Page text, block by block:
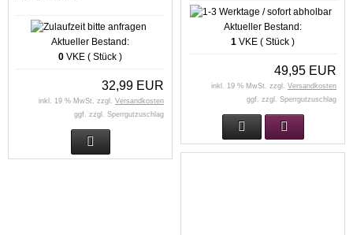
Aktueller Bestand:
0 VKE ( Stück )
32,99 EUR
inkl. 19 % MwSt. zzgl. Versandkosten
ggf. zzgl. Sperrgutzuschlag
Aktueller Bestand:
1 VKE ( Stück )
49,95 EUR
inkl. 19 % MwSt. zzgl. Versandkosten
ggf. zzgl. Sperrgutzuschlag